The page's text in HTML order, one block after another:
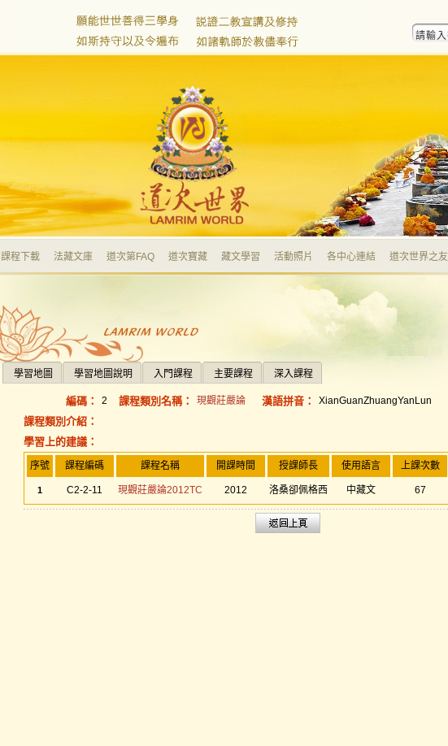
課程下載 法藏文庫 道次第FAQ 道次寶藏 藏文學習 活動照片 各中心連結 道次世界之友
學習地圖 學習地圖說明 入門課程 主要課程 深入課程
編碼： 2 課程類別名稱： 現觀莊嚴論 漢語拼音： XianGuanZhuangYanLun
課程類別介紹：
學習上的建議：
序號 課程編碼 課程名稱 開課時間 授課師長 使用語言 上課次數
1 C2-2-11 現觀莊嚴論2012TC 2012 洛桑卻佩格西 中藏文 67